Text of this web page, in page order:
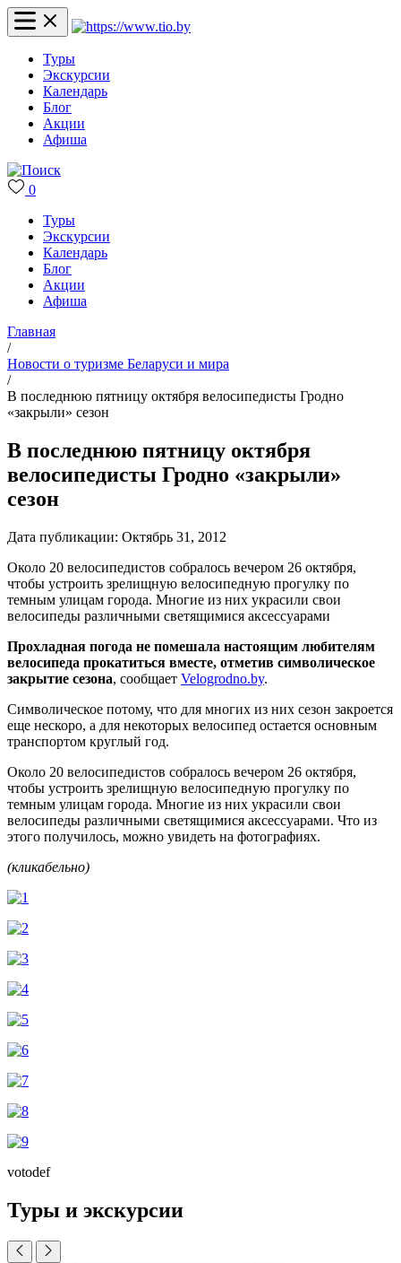
Туры
Экскурсии
Календарь
Блог
Акции
Афиша
0
Туры
Экскурсии
Календарь
Блог
Акции
Афиша
Главная
/
Новости о туризме Беларуси и мира
/
В последнюю пятницу октября велосипедисты Гродно
«закрыли» сезон
В последнюю пятницу октября
велосипедисты Гродно «закрыли»
сезон
Дата публикации: Октябрь 31, 2012
Около 20 велосипедистов собралось вечером 26 октября,
чтобы устроить зрелищную велосипедную прогулку по
темным улицам города. Многие из них украсили свои
велосипеды различными светящимися аксессуарами
Прохладная погода не помешала настоящим любителям
велосипеда прокатиться вместе, отметив символическое
закрытие сезона, сообщает Velogrodno.by.
Символическое потому, что для многих из них сезон закроется
еще нескоро, а для некоторых велосипед остается основным
транспортом круглый год.
Около 20 велосипедистов собралось вечером 26 октября,
чтобы устроить зрелищную велосипедную прогулку по
темным улицам города. Многие из них украсили свои
велосипеды различными светящимися аксессуарами. Что из
этого получилось, можно увидеть на фотографиях.
(кликабельно)
votodef
Туры и экскурсии